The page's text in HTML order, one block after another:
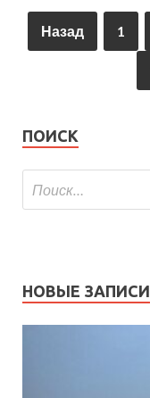
Назад 1
ПОИСК
НОВЫЕ ЗАПИСИ